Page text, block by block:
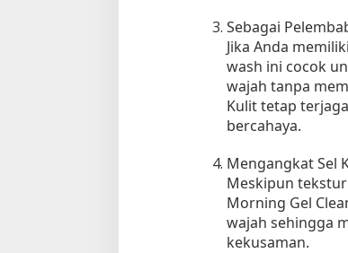
Sebagai
Jika Anda
wash ini cocok
wajah tanpa
Kulit tetap
bercahaya.
Mengangkat Sel
Meskipun
Morning Gel
wajah sehingga
kekusaman.